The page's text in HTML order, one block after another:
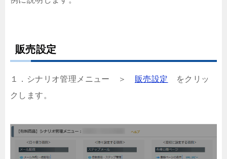
販売設定
１．シナリオ管理メニュー ＞ 販売設定 をクリッ
クします。